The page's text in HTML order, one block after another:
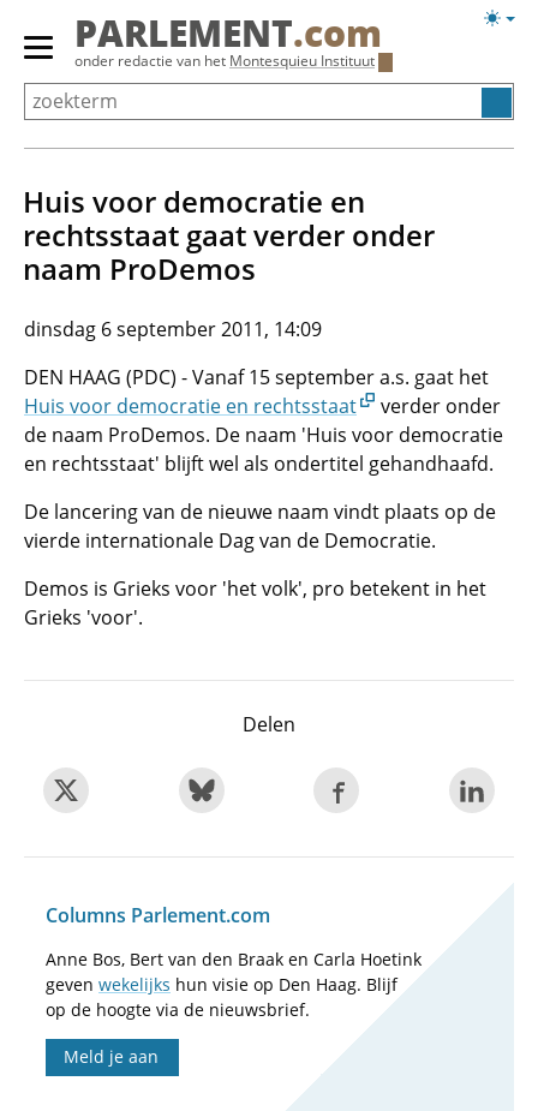
Overslaan
Primair
menu
tonen/verbergen
PARLEMENT.com
onder redactie van het Montesquieu Instituut
Huis voor democratie en
rechtsstaat gaat verder onder
naam ProDemos
dinsdag 6 september 2011, 14:09
DEN HAAG (PDC) - Vanaf 15 september a.s. gaat het
Huis voor democratie en rechtsstaat
verder onder
de naam ProDemos. De naam 'Huis voor democratie
en rechtsstaat' blijft wel als ondertitel gehandhaafd.
De lancering van de nieuwe naam vindt plaats op de
vierde internationale Dag van de Democratie.
Demos is Grieks voor 'het volk', pro betekent in het
Grieks 'voor'.
Delen
Columns Parlement.com
Anne Bos, Bert van den Braak en Carla Hoetink
geven wekelijks hun visie op Den Haag. Blijf
op de hoogte via de nieuwsbrief.
Meld je aan